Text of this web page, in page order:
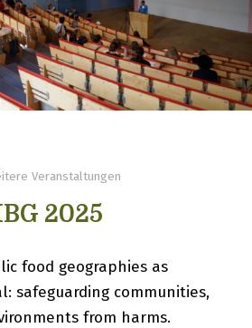
Veranstaltungen
2025
food geographies as
safeguarding communities,
from harms.